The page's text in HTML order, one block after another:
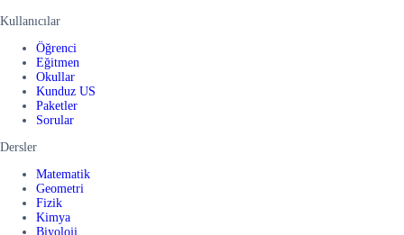
Kullanıcılar
Öğrenci
Eğitmen
Okullar
Kunduz US
Paketler
Sorular
Dersler
Matematik
Geometri
Fizik
Kimya
Biyoloji